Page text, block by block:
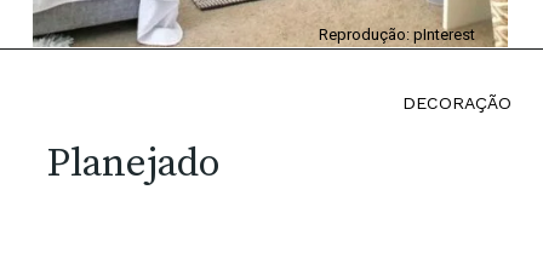
Reprodução: pInterest
Planejado
DECORAÇÃO